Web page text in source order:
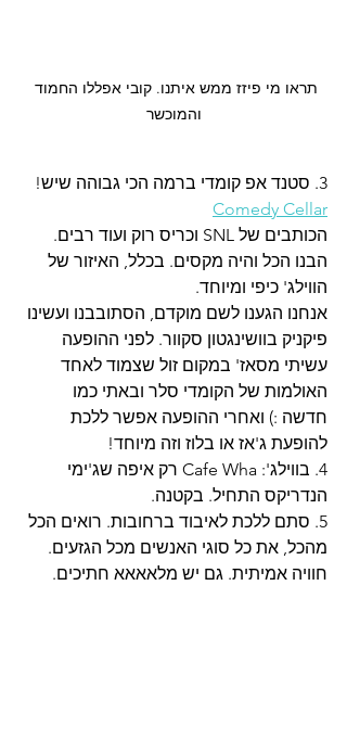
תראו מי פיזז ממש איתנו. קובי אפללו החמוד
והמוכשר
3. סטנד אפ קומדי ברמה הכי גבוהה שיש!
Comedy Cellar
הכותבים של SNL וכריס רוק ועוד רבים.
הבנו הכל והיה מקסים. בכלל, האיזור של
הווילג' כיפי ומיוחד.
אנחנו הגענו לשם מוקדם, הסתובבנו ועשינו
פיקניק בוושינגטון סקוור. לפני ההופעה
עשיתי מסאז' במקום זול שצמוד לאחד
האולמות של הקומדי סלר ובאתי כמו
חדשה :) ואחרי ההופעה אפשר ללכת
להופעת ג'אז או בלוז וזה מיוחד!
4. בווילג': Cafe Wha רק איפה שג'ימי
הנדריקס התחיל. בקטנה.
5. סתם ללכת לאיבוד ברחובות. רואים הכל
מהכל, את כל סוגי האנשים מכל הגזעים.
חוויה אמיתית. גם יש מלאאאא חתיכים.